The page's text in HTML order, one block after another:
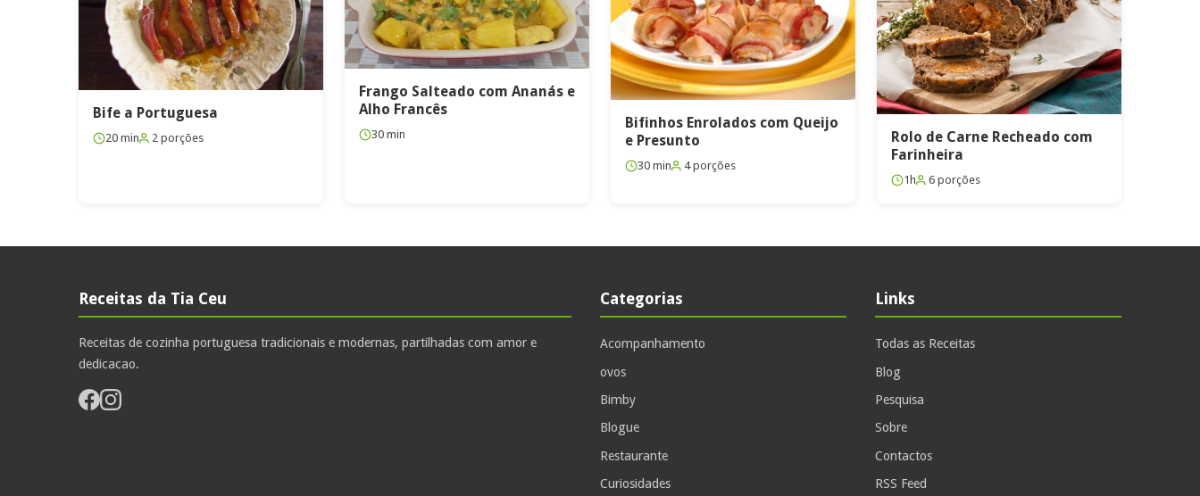
Bife a Portuguesa
20 min 2 porções
Frango Salteado com Ananás e
Alho Francês
30 min
Bifinhos Enrolados com Queijo
e Presunto
30 min 4 porções
Rolo de Carne Recheado com
Farinheira
1h 6 porções
Receitas da Tia Ceu
Receitas de cozinha portuguesa tradicionais e modernas, partilhadas com amor e
dedicacao.
Categorias
Acompanhamento
ovos
Bimby
Blogue
Restaurante
Curiosidades
Links
Todas as Receitas
Blog
Pesquisa
Sobre
Contactos
RSS Feed